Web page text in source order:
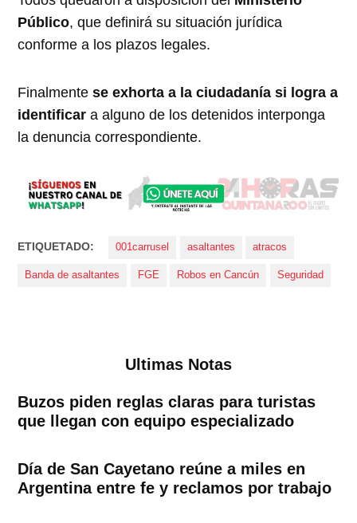
Público, que definirá su situación jurídica
conforme a los plazos legales.
Finalmente se exhorta a la ciudadanía si logra a
identificar a alguno de los detenidos interponga
la denuncia correspondiente.
ETIQUETADO: 001carrusel asaltantes atracos
Banda de asaltantes FGE Robos en Cancún Seguridad
Ultimas Notas
Buzos piden reglas claras para turistas
que llegan con equipo especializado
Día de San Cayetano reúne a miles en
Argentina entre fe y reclamos por trabajo